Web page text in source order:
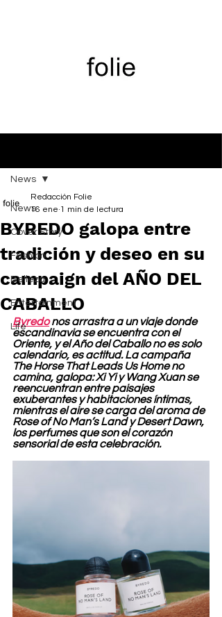
News
Cover Story
Fashion
Belleza
Entertainment
Life
News
BYREDO galopa entre
tradición y deseo en su
campaign del AÑO DEL
CABALLO
Redacción Folie
16 ene 1 min de lectura
Byredo nos arrastra a un viaje donde
escandinavia se encuentra con el
Oriente, y el Año del Caballo no es solo
calendario, es actitud. La campaña
The Horse That Leads Us Home no
camina, galopa: Xi Yi y Wang Xuan se
reencuentran entre paisajes
exuberantes y habitaciones íntimas,
mientras el aire se carga del aroma de
Rose of No Man’s Land y Desert Dawn,
los perfumes que son el corazón
sensorial de esta celebración.